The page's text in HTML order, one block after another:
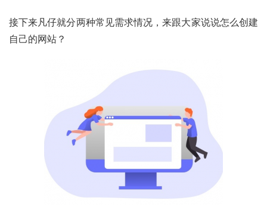
接下来凡仔就分两种常见需求情况，来跟大家说说怎么创建
自己的网站？